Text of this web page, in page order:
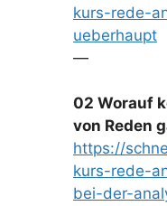
kurs-rede-
ueberhaupt
—
02 Worauf
von Reden
https://
kurs-rede-
bei-der-